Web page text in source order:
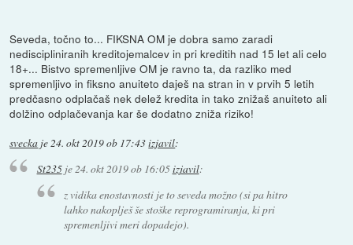
Seveda, točno to... FIKSNA OM je dobra samo zaradi
nediscipliniranih kreditojemalcev in pri kreditih nad 15 let ali celo
18+... Bistvo spremenljive OM je ravno ta, da razliko med
spremenljivo in fiksno anuiteto daješ na stran in v prvih 5 letih
predčasno odplačaš nek delež kredita in tako znižaš anuiteto ali
dolžino odplačevanja kar še dodatno zniža riziko!
svecka je24. okt 2019 ob 17:43izjavil:
St235je24. okt 2019 ob 16:05izjavil:
z vidika enostavnosti je to seveda možno (si pa hitro
lahko nakoplješ še stoške reprogramiranja, ki pri
spremenljivi meri dopadejo).